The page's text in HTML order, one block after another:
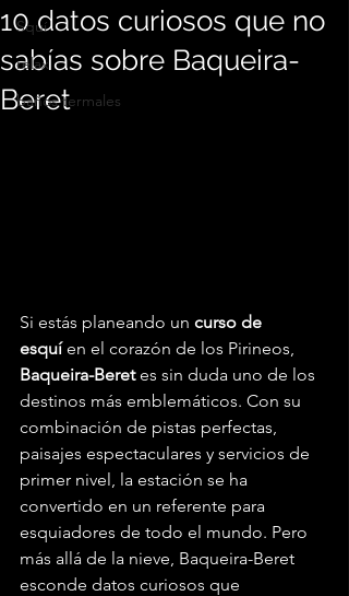
Squí
relax
baños termales
10 datos curiosos que no
sabías sobre Baqueira-
Beret
Si estás planeando un curso de
esquí en el corazón de los Pirineos,
Baqueira-Beret es sin duda uno de los
destinos más emblemáticos. Con su
combinación de pistas perfectas,
paisajes espectaculares y servicios de
primer nivel, la estación se ha
convertido en un referente para
esquiadores de todo el mundo. Pero
más allá de la nieve, Baqueira-Beret
esconde datos curiosos que